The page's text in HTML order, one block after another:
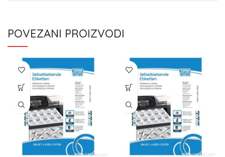
POVEZANI PROIZVODI